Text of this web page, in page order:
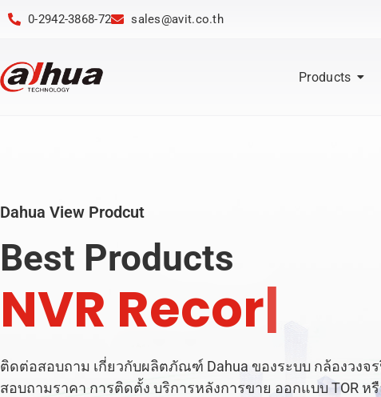
0-2942-3868-72 sales@avit.co.th
Products
Dahua View Prodcut
Best Products
NVR Record
ติดต่อสอบถาม เกี่ยวกับผลิตภัณฑ์ Dahua ของระบบ กล้องวงจ
สอบถามราคา การติดตั้ง บริการหลังการขาย ออกแบบ TOR ห